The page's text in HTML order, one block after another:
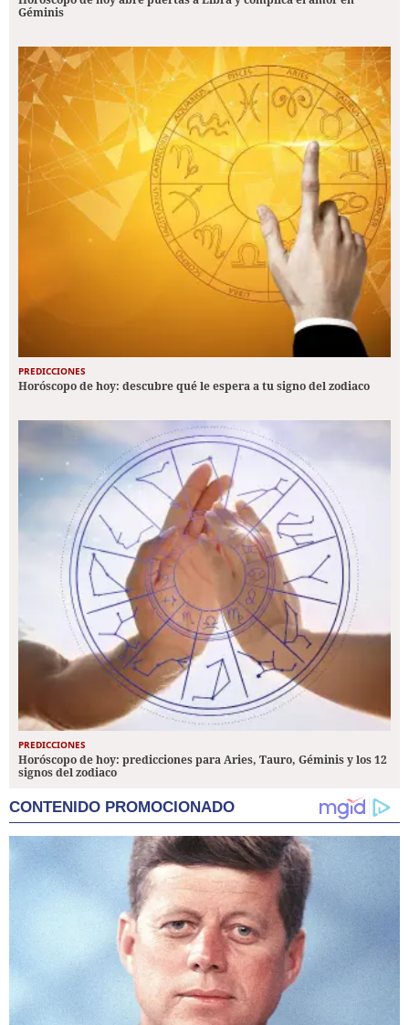
Géminis
PREDICCIONES
Horóscopo de hoy: descubre qué le espera a tu signo del zodiaco
PREDICCIONES
Horóscopo de hoy: predicciones para Aries, Tauro, Géminis y los 12
signos del zodiaco
CONTENIDO PROMOCIONADO